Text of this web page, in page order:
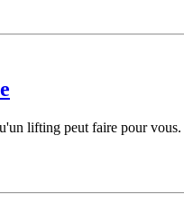
lifting peut faire pour